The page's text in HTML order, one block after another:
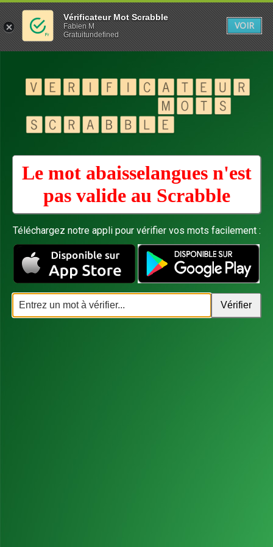
Le mot abaisselangues n'est
pas valide au Scrabble
Téléchargez notre appli pour vérifier vos mots facilement :
Vérificateur Mot Scrabble
Fabien M
Gratuitundefined
VOIR